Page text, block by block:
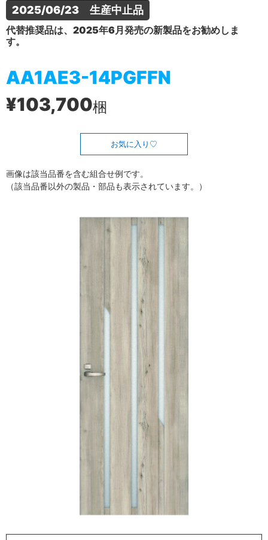
2025/06/23　生産中止品
代替推奨品は、2025年6月発売の新製品をお勧めしま
す。
AA1AE3-14PGFFN
¥103,700梱
お気に入り
画像は該当品番を含む組合せ例です。
（該当品番以外の製品・部品も表示されています。）